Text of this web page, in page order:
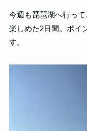
今週も琵琶湖へ行っ
楽しめた2日間。ポイ
す。